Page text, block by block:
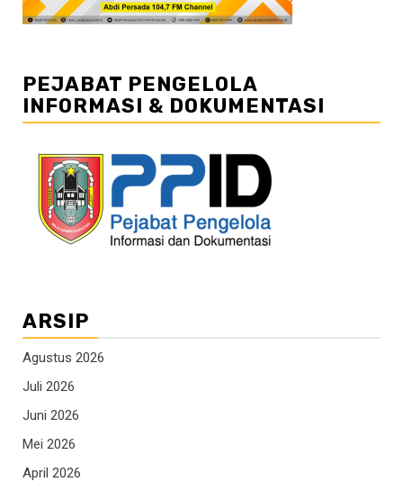
PEJABAT PENGELOLA
INFORMASI & DOKUMENTASI
ARSIP
Agustus 2026
Juli 2026
Juni 2026
Mei 2026
April 2026